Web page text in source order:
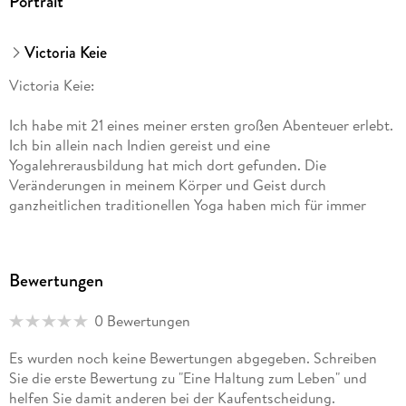
Victoria Keie
Victoria Keie:
Ich habe mit 21 eines meiner ersten großen Abenteuer erlebt.
Ich bin allein nach Indien gereist und eine
Yogalehrerausbildung hat mich dort gefunden. Die
Veränderungen in meinem Körper und Geist durch
ganzheitlichen traditionellen Yoga haben mich für immer
folge seither neben der Forschung an der Süddänischen
Chiropractic Research am New Zealand Chiropractic College
Mein Wirken ist jedoch am Menschen und ich leite seit 2014
Bewertungen
0 Bewertungen
Es wurden noch keine Bewertungen abgegeben. Schreiben
Sie die erste Bewertung zu "Eine Haltung zum Leben" und
helfen Sie damit anderen bei der Kaufentscheidung.